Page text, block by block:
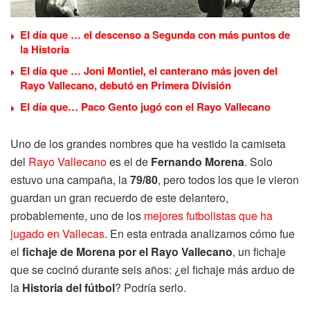
El día que … el descenso a Segunda con más puntos de
la Historia
El día que … Joni Montiel, el canterano más joven del
Rayo Vallecano, debutó en Primera División
El día que… Paco Gento jugó con el Rayo Vallecano
Uno de los grandes nombres que ha vestido la camiseta
del Rayo Vallecanoes el de Fernando Morena. Solo
estuvo una campaña, la79/80, pero todos los que le vieron
guardan un gran recuerdo de este delantero,
probablemente, uno de los mejores futbolistas que ha
jugado en Vallecas. En esta entrada analizamos cómo fue
el fichaje de Morena por el Rayo Vallecano, un fichaje
que se cocinó durante seis años: ¿el fichaje más arduo de
la Historia del fútbol? Podría serlo.